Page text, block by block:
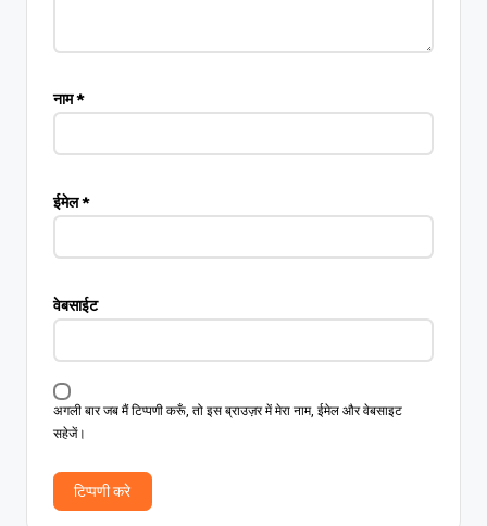
नाम*
ईमेल*
वेबसाईट
अगली बार जब मैं टिप्पणी करूँ, तो इस ब्राउज़र में मेरा नाम, ईमेल और वेबसाइट
सहेजें।